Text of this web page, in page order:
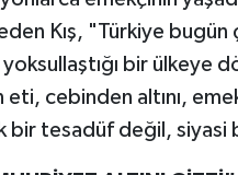
Kış, "Türkiye bugün
bir ülkeye
eti, cebinden altını,
bir tesadüf değil,